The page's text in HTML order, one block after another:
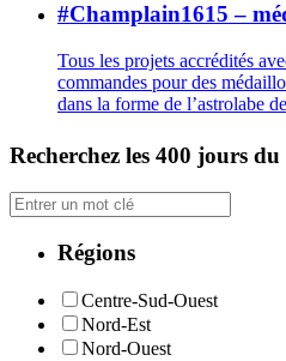
#Champlain1615 –
Tous les projets accrédités
commandes pour des
dans la forme de l’astrolabe
Recherchez les 400 jours du
Régions
Centre-Sud-Ouest
Nord-Est
Nord-Ouest